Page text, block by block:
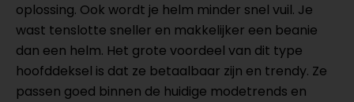
oplossing. Ook wordt je helm minder snel vuil. Je
wast tenslotte sneller en makkelijker een beanie
dan een helm. Het grote voordeel van dit type
hoofddeksel is dat ze betaalbaar zijn en trendy. Ze
passen goed binnen de huidige modetrends en